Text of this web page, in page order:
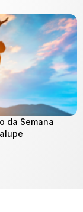
da Semana